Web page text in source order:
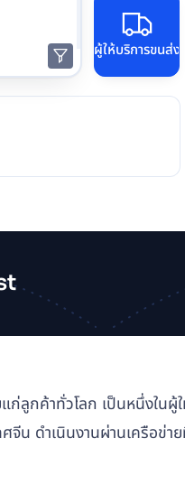
ผู้ให้บริการขนส่ง
ลูกค้าทั่วโลก เป็นหนึ่งในผู้
น ดำเนินงานผ่านเครือข่